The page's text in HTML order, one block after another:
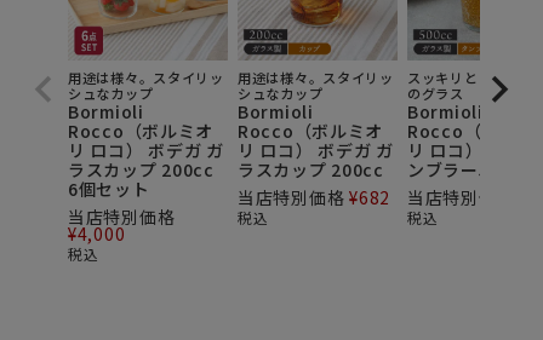
用途は様々。スタイリッ
シュなカップ
Bormioli
Rocco（ボルミオ
リ ロコ） ボデガ ガ
ラスカップ 200cc
6個セット
当店特別価格
¥4,000
税込
用途は様々。スタイリッ
シュなカップ
Bormioli
Rocco（ボルミオ
リ ロコ） ボデガ ガ
ラスカップ 200cc
当店特別価格 ¥682
税込
スッキリとしたデザ
のグラス
Bormioli
Rocco（ボルミ
リ ロコ） ボデ
ンブラー500cc
当店特別価格
税込